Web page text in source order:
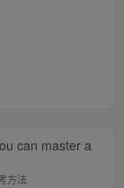
can master a
方法